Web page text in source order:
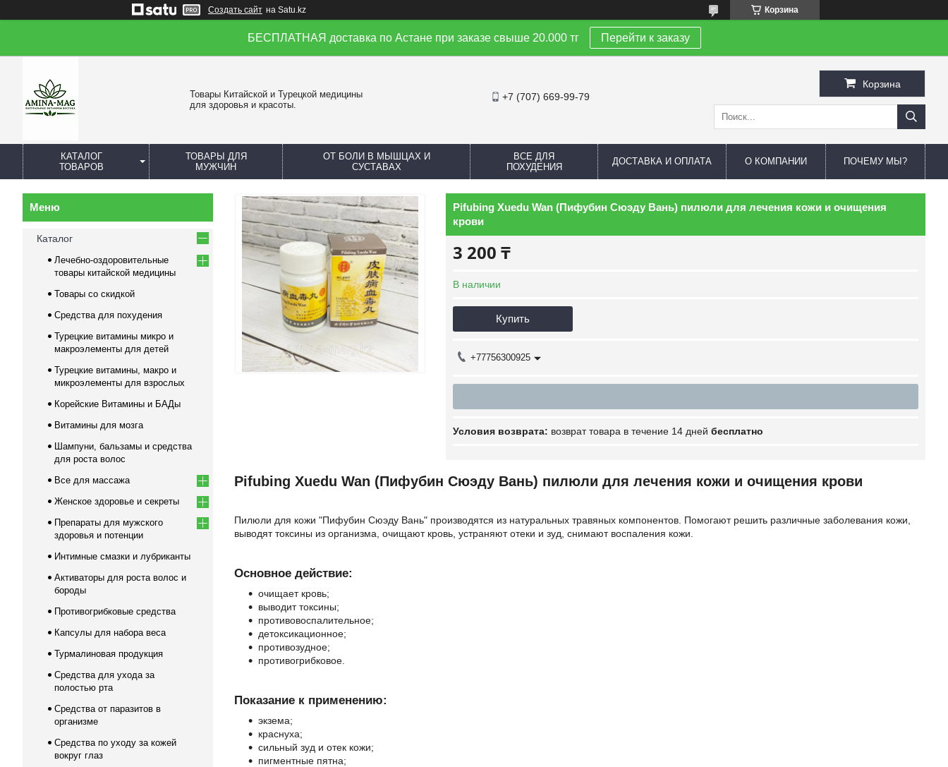
Создать сайт на Satu.kz Корзина
БЕСПЛАТНАЯ доставка по Астане при заказе свыше 20.000 тг Перейти к заказу
Товары Китайской и Турецкой медицины
для здоровья и красоты.
+7 (707) 669-99-79
Корзина
КАТАЛОГ
ТОВАРОВ
ТОВАРЫ ДЛЯ
МУЖЧИН
ОТ БОЛИ В МЫШЦАХ И
СУСТАВАХ
ВСЕ ДЛЯ
ПОХУДЕНИЯ
ДОСТАВКА И ОПЛАТА О КОМПАНИИ ПОЧЕМУ МЫ?
Pifubing Xuedu Wan (Пифубин Сюэду Вань) пилюли для лечения кожи и очищения
крови
3 200 ₸
В наличии
Купить
+77756300925
возврат товара в течение 14 дней бесплатно
Pifubing Xuedu Wan (Пифубин Сюэду Вань) пилюли для лечения кожи и очищения крови
Пилюли для кожи "Пифубин Сюэду Вань" производятся из натуральных травяных компонентов. Помогают решить различные заболевания кожи,
выводят токсины из организма, очищают кровь, устраняют отеки и зуд, снимают воспаления кожи.
Основное действие:
очищает кровь;
выводит токсины;
противовоспалительное;
детоксикационное;
противозудное;
противогрибковое.
Показание к применению:
экзема;
краснуха;
сильный зуд и отек кожи;
пигментные пятна;
Каталог
Лечебно-оздоровительные
товары китайской медицины
Товары со скидкой
Средства для похудения
Турецкие витамины микро и
макроэлементы для детей
Турецкие витамины, макро и
микроэлементы для взрослых
Корейские Витамины и БАДы
Витамины для мозга
Шампуни, бальзамы и средства
для роста волос
Все для массажа
Женское здоровье и секреты
Препараты для мужского
здоровья и потенции
Интимные смазки и лубриканты
Активаторы для роста волос и
бороды
Противогрибковые средства
Капсулы для набора веса
Турмалиновая продукция
Средства для ухода за
полостью рта
Средства от паразитов в
организме
Средства по уходу за кожей
вокруг глаз